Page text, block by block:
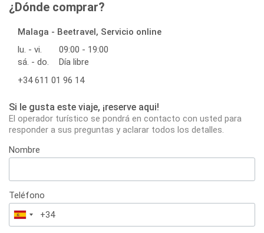
¿Dónde comprar?
Malaga - Beetravel, Servicio online
lu. - vi.
09:00 - 19:00
sá. - do.
Día libre
+34 611 01 96 14
Si le gusta este viaje, ¡reserve aqui!
El operador turístico se pondrá en contacto con usted para
responder a sus preguntas y aclarar todos los detalles.
Nombre
Teléfono
España
+34